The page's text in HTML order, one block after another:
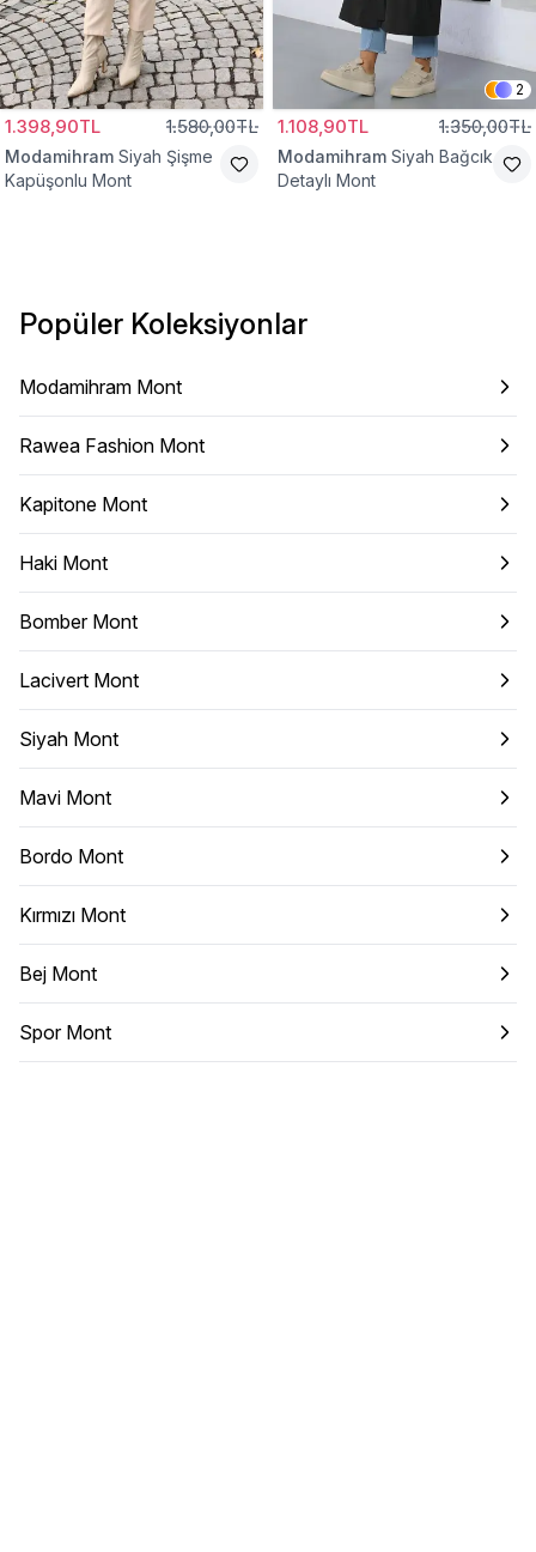
1.398,90TL 1.580,00TL
Modamihram Siyah Şişme
Kapüşonlu Mont
2
1.108,90TL 1.350,00TL
Modamihram Siyah Bağcık
Detaylı Mont
Popüler Koleksiyonlar
Modamihram Mont
Rawea Fashion Mont
Kapitone Mont
Haki Mont
Bomber Mont
Lacivert Mont
Siyah Mont
Mavi Mont
Bordo Mont
Kırmızı Mont
Bej Mont
Spor Mont